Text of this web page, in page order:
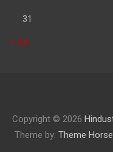
31
« Jul
Copyright © 2026
Theme by: Theme Horse